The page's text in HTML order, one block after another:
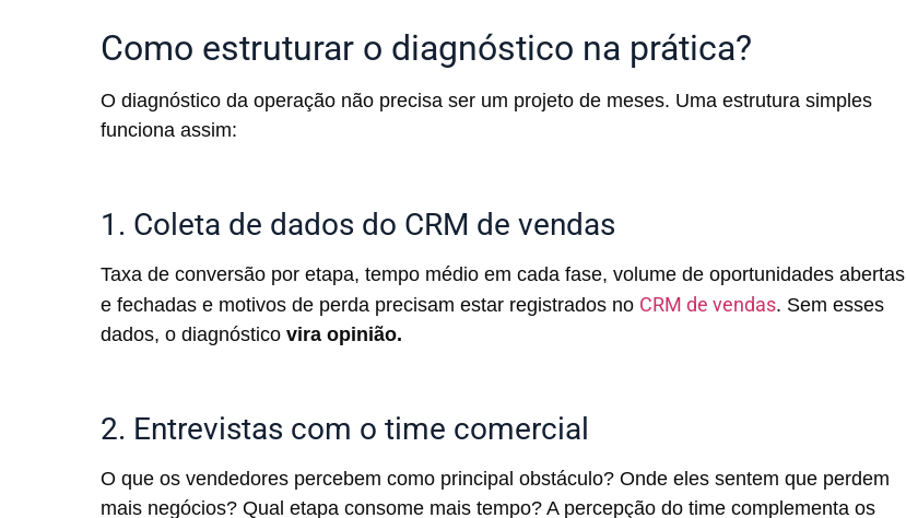
Como estruturar o diagnóstico na prática?
O diagnóstico da operação não precisa ser um projeto de meses. Uma estrutura simples
funciona assim:
1. Coleta de dados do CRM de vendas
Taxa de conversão por etapa, tempo médio em cada fase, volume de oportunidades abertas
e fechadas e motivos de perda precisam estar registrados no CRM de vendas. Sem esses
dados, o diagnóstico vira opinião.
2. Entrevistas com o time comercial
O que os vendedores percebem como principal obstáculo? Onde eles sentem que perdem
mais negócios? Qual etapa consome mais tempo? A percepção do time complementa os